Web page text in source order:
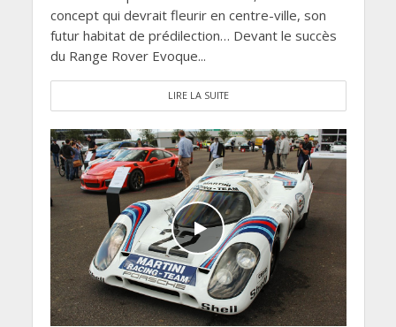
concept qui devrait fleurir en centre-ville, son
futur habitat de prédilection… Devant le succès
du Range Rover Evoque...
LIRE LA SUITE